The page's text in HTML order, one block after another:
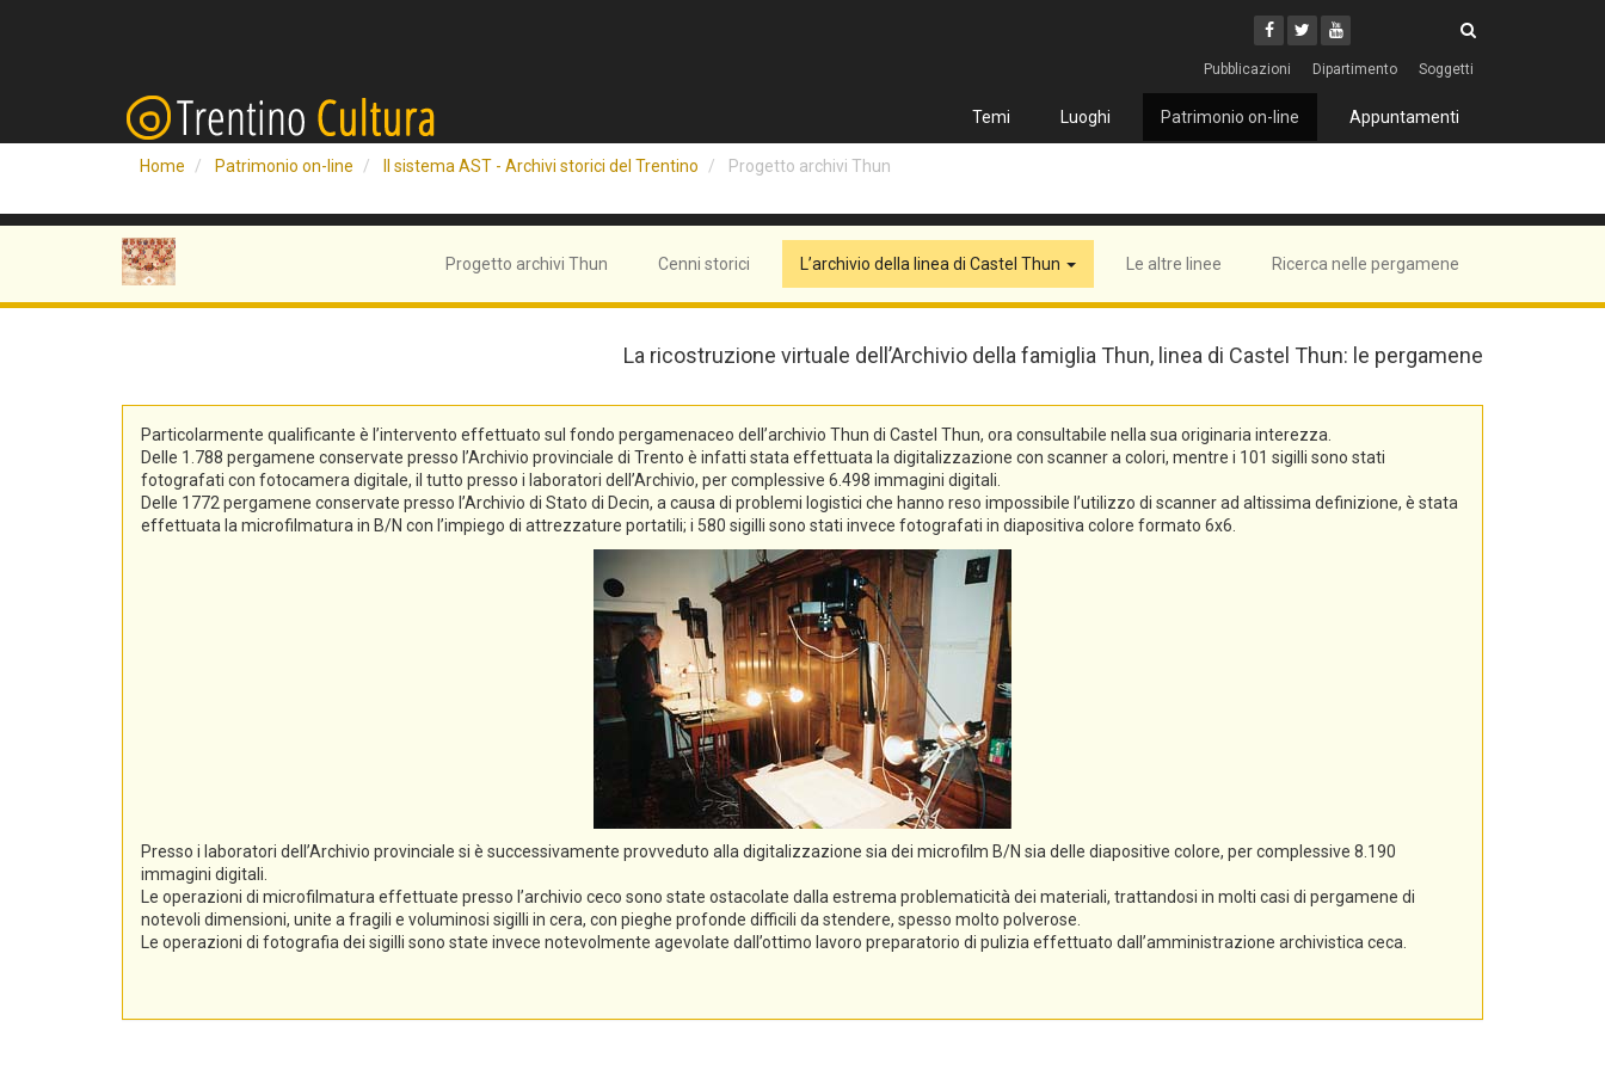
Facebook
Twitter
Youtube
Pubblicazioni Dipartimento Soggetti
Temi Luoghi Patrimonio on-line Appuntamenti
Home Patrimonio on-line Il sistema AST - Archivi storici del Trentino Progetto archivi Thun
Progetto archivi Thun Cenni storici L’archivio della linea di Castel Thun Le altre linee Ricerca nelle pergamene
La ricostruzione virtuale dell’Archivio della famiglia Thun, linea di Castel Thun: le pergamene
Particolarmente qualificante è l’intervento effettuato sul fondo pergamenaceo dell’archivio Thun di Castel Thun, ora consultabile nella sua originaria interezza.
Delle 1.788 pergamene conservate presso l’Archivio provinciale di Trento è infatti stata effettuata la digitalizzazione con scanner a colori, mentre i 101 sigilli sono stati
fotografati con fotocamera digitale, il tutto presso i laboratori dell’Archivio, per complessive 6.498 immagini digitali.
Delle 1772 pergamene conservate presso l’Archivio di Stato di Decin, a causa di problemi logistici che hanno reso impossibile l’utilizzo di scanner ad altissima definizione, è stata
effettuata la microfilmatura in B/N con l’impiego di attrezzature portatili; i 580 sigilli sono stati invece fotografati in diapositiva colore formato 6x6.
Presso i laboratori dell’Archivio provinciale si è successivamente provveduto alla digitalizzazione sia dei microfilm B/N sia delle diapositive colore, per complessive 8.190
immagini digitali.
Le operazioni di microfilmatura effettuate presso l’archivio ceco sono state ostacolate dalla estrema problematicità dei materiali, trattandosi in molti casi di pergamene di
notevoli dimensioni, unite a fragili e voluminosi sigilli in cera, con pieghe profonde difficili da stendere, spesso molto polverose.
Le operazioni di fotografia dei sigilli sono state invece notevolmente agevolate dall’ottimo lavoro preparatorio di pulizia effettuato dall’amministrazione archivistica ceca.